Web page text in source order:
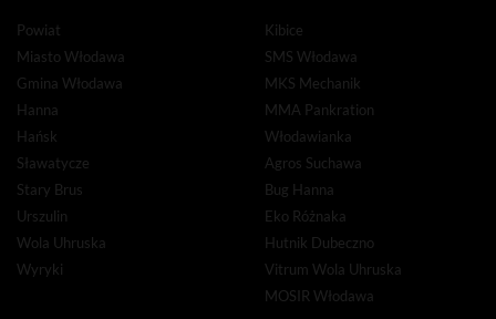
Powiat
Miasto Włodawa
Gmina Włodawa
Hanna
Hańsk
Sławatycze
Stary Brus
Urszulin
Wola Uhruska
Wyryki
Kibice
SMS Włodawa
MKS Mechanik
MMA Pankration
Włodawianka
Agros Suchawa
Bug Hanna
Eko Różnaka
Hutnik Dubeczno
Vitrum Wola Uhruska
MOSIR Włodawa